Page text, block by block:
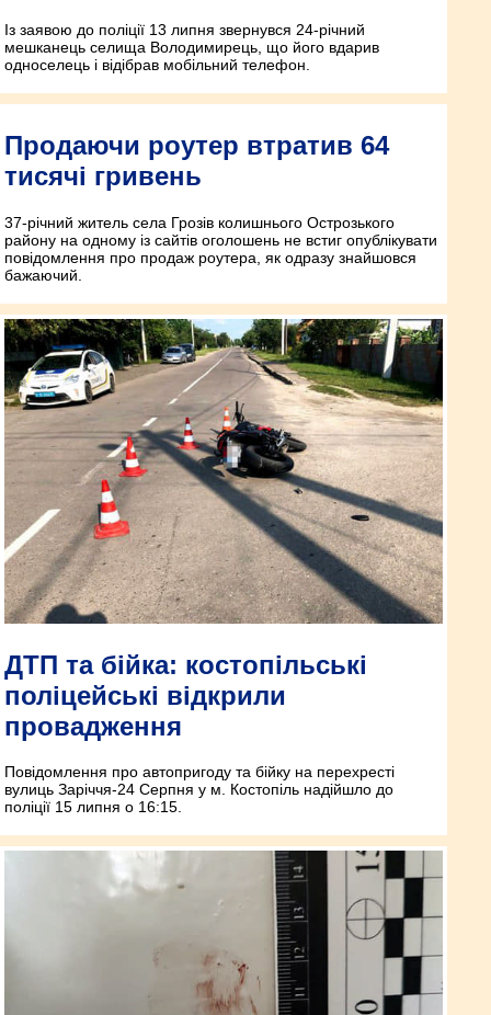
Із заявою до поліції 13 липня звернувся 24-річний
мешканець селища Володимирець, що його вдарив
односелець і відібрав мобільний телефон.
Продаючи роутер втратив 64
тисячі гривень
37-річний житель села Грозів колишнього Острозького
району на одному із сайтів оголошень не встиг опублікувати
повідомлення про продаж роутера, як одразу знайшовся
бажаючий.
ДТП та бійка: костопільські
поліцейські відкрили
провадження
Повідомлення про автопригоду та бійку на перехресті
вулиць Заріччя-24 Серпня у м. Костопіль надійшло до
поліції 15 липня о 16:15.